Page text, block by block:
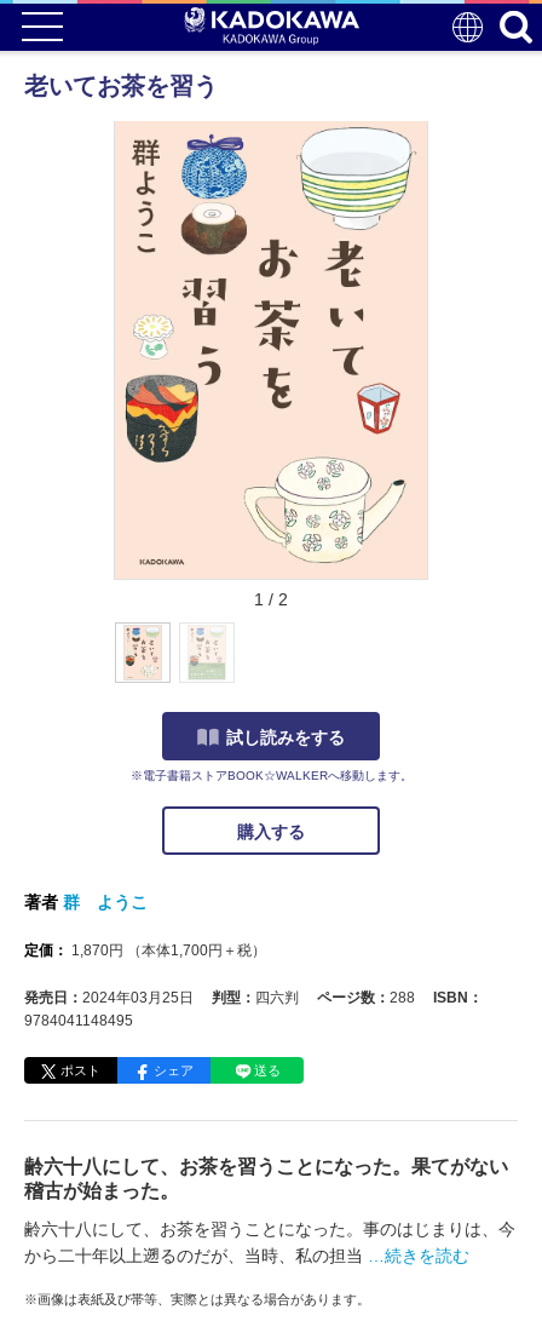
老いてお茶を習う
1 / 2
試し読みをする
※電子書籍ストアBOOK☆WALKERへ移動します。
購入する
著者 群 ようこ
定価： 1,870円 （本体1,700円＋税）
発売日： 2024年03月25日 判型： 四六判 ページ数： 288
ISBN：
9784041148495
ポスト シェア 送る
齢六十八にして、お茶を習うことになった。果てがない
稽古が始まった。
齢六十八にして、お茶を習うことになった。事のはじまりは、今
から二十年以上遡るのだが、当時、私の担当
…続きを読む
※画像は表紙及び帯等、実際とは異なる場合があります。